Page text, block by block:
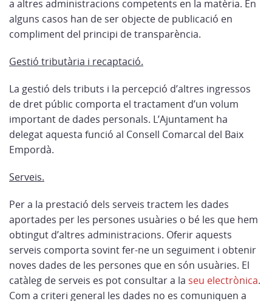
a altres administracions competents en la matèria. En
alguns casos han de ser objecte de publicació en
compliment del principi de transparència.
Gestió tributària i recaptació.
La gestió dels tributs i la percepció d’altres ingressos
de dret públic comporta el tractament d’un volum
important de dades personals. L’Ajuntament ha
delegat aquesta funció al Consell Comarcal del Baix
Empordà.
Serveis.
Per a la prestació dels serveis tractem les dades
aportades per les persones usuàries o bé les que hem
obtingut d’altres administracions. Oferir aquests
serveis comporta sovint fer-ne un seguiment i obtenir
noves dades de les persones que en són usuàries. El
catàleg de serveis es pot consultar a la seu electrònica.
Com a criteri general les dades no es comuniquen a